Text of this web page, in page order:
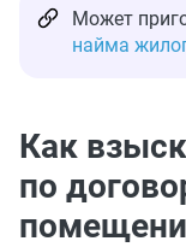
Может
найма
Как
по